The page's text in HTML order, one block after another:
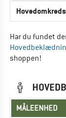
Har du fundet
shoppen!
MÅLEENHED